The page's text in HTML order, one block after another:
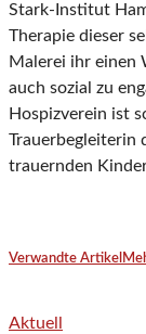
Stark-Institut
Therapie dieser
Malerei ihr einen
auch sozial zu
Hospizverein ist
Trauerbegleiterin
trauernden
Verwandte Artikel
Aktuell